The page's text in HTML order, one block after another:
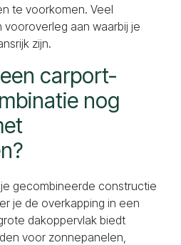
te voorkomen. Veel
aan waarbij je
zijn.
carport-
nog
gecombineerde constructie
je de overkapping in een
dakoppervlak biedt
voor zonnepanelen,